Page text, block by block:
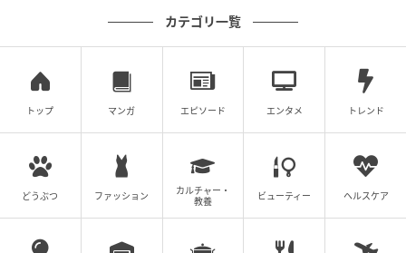
カテゴリ一覧
トップ マンガ エピソード エンタメ トレンド
どうぶつ ファッション
カルチャー・
教養
ビューティー ヘルスケア